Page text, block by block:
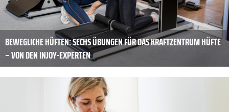
BEWEGLICHE HÜFTEN: SECHS ÜBUNGEN FÜR DAS KRAFTZENTRUM HÜFTE
– VON DEN INJOY-EXPERTEN